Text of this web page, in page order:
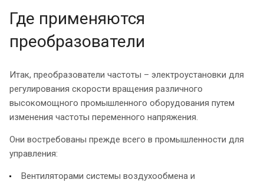
Где применяются
преобразователи
Итак, преобразователи частоты – электроустановки для
регулирования скорости вращения различного
высокомощного промышленного оборудования путем
изменения частоты переменного напряжения.
Они востребованы прежде всего в промышленности для
управления:
Вентиляторами системы воздухообмена и